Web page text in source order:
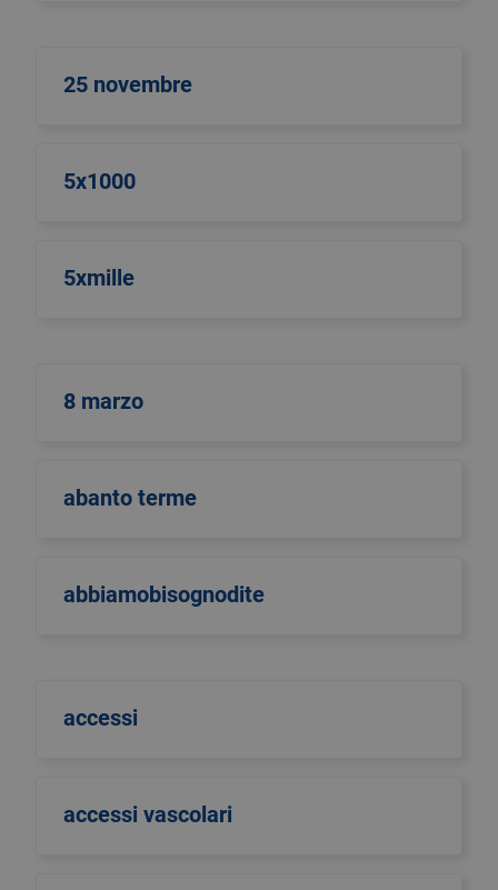
25 novembre
5x1000
5xmille
8 marzo
abanto terme
abbiamobisognodite
accessi
accessi vascolari